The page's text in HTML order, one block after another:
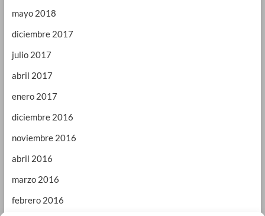
mayo 2018
diciembre 2017
julio 2017
abril 2017
enero 2017
diciembre 2016
noviembre 2016
abril 2016
marzo 2016
febrero 2016